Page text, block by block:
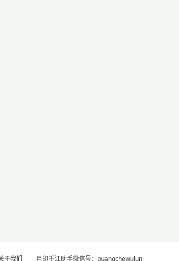
于我们 月印千江助手微信号：guangchewulun